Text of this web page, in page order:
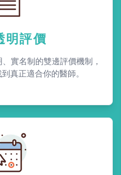
明評價
實名制的雙邊評價機制，
真正適合你的醫師。